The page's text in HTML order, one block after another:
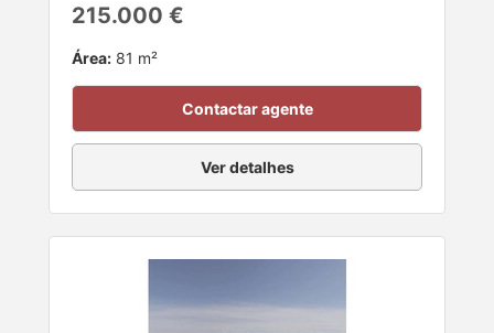
215.000 €
Área: 81 m²
Contactar agente
Ver detalhes